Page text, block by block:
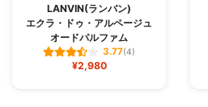
LANVIN(ランバン)
エクラ・ドゥ・アルページュ
オードパルファム
3.77(4)
¥2,980